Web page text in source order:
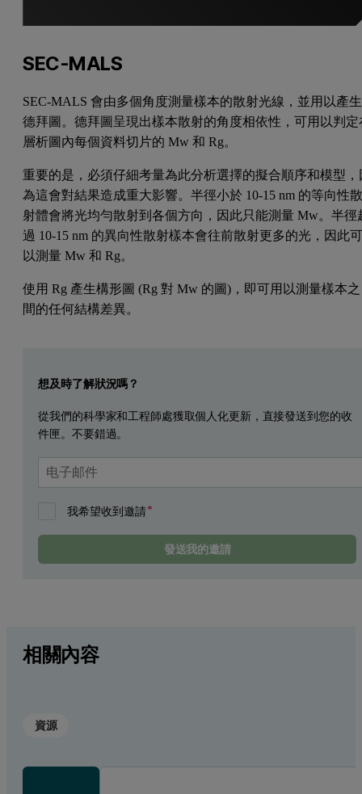
SEC-MALS
SEC-MALS 會由多個角度測量樣本的散射光線，並用以產生
德拜圖。德拜圖呈現出樣本散射的角度相依性，可用以判定
層析圖內每個資料切片的 Mw 和 Rg。
重要的是，必須仔細考量為此分析選擇的擬合順序和模型，
為這會對結果造成重大影響。半徑小於 10-15 nm 的等向性
射體會將光均勻散射到各個方向，因此只能測量 Mw。半徑
過 10-15 nm 的異向性散射樣本會往前散射更多的光，因此
以測量 Mw 和 Rg。
使用 Rg 產生構形圖 (Rg 對 Mw 的圖)，即可用以測量樣本之
間的任何結構差異。
想及時了解狀況嗎？
從我們的科學家和工程師處獲取個人化更新，直接發送到您的收
件匣。不要錯過。
我希望收到邀請
發送我的邀請
相關內容
資源